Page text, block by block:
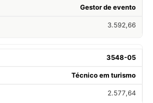
Gestor de evento
3.592,66
3548-05
Técnico em turismo
2.577,64